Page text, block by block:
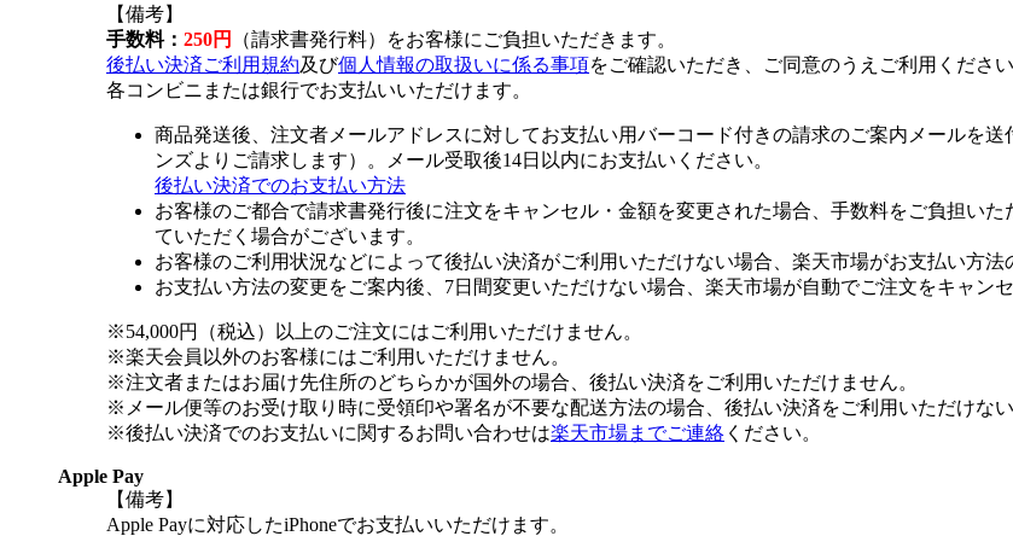
【備考】
手数料： 250円
（請求書発行料）をお客様にご負担いただきます。
後払い決済ご利用規約及び個人情報の取扱いに係る事項をご確認いただき、ご同意のうえご利用ください
各コンビニまたは銀行でお支払いいただけます。
商品発送後、注文者メールアドレスに対してお支払い用バーコード付きの請求のご案内メールを
ンズよりご請求します）。メール受取後14日以内にお支払いください。
後払い決済でのお支払い方法
お客様のご都合で請求書発行後に注文をキャンセル・金額を変更された場合、手数料をご負担い
ていただく場合がございます。
お客様のご利用状況などによって後払い決済がご利用いただけない場合、楽天市場がお支払い方法
お支払い方法の変更をご案内後、7日間変更いただけない場合、楽天市場が自動でご注文をキャンセ
※54,000円（税込）以上のご注文にはご利用いただけません。
※楽天会員以外のお客様にはご利用いただけません。
※注文者またはお届け先住所のどちらかが国外の場合、後払い決済をご利用いただけません。
※メール便等のお受け取り時に受領印や署名が不要な配送方法の場合、後払い決済をご利用いただけない
※後払い決済でのお支払いに関するお問い合わせは楽天市場までご連絡 ください。
Apple Pay
【備考】
Apple Payに対応したiPhoneでお支払いいただけます。